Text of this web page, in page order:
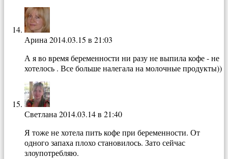
Арина 2014.03.15 в 21:03
А я во время беременности ни разу не выпила кофе - не
хотелось . Все больше налегала на молочные продукты))
Светлана 2014.03.14 в 21:40
Я тоже не хотела пить кофе при беременности. От
одного запаха плохо становилось. Зато сейчас
злоупотребляю.